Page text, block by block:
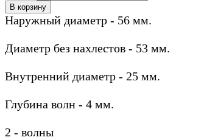
Наружный диаметр - 56 мм.
Диаметр без нахлестов - 53 мм.
Внутренний диаметр - 25 мм.
Глубина волн - 4 мм.
2 - волны